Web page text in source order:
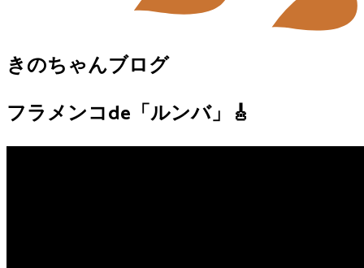
きのちゃんブログ
フラメンコde「ルンバ」🎸